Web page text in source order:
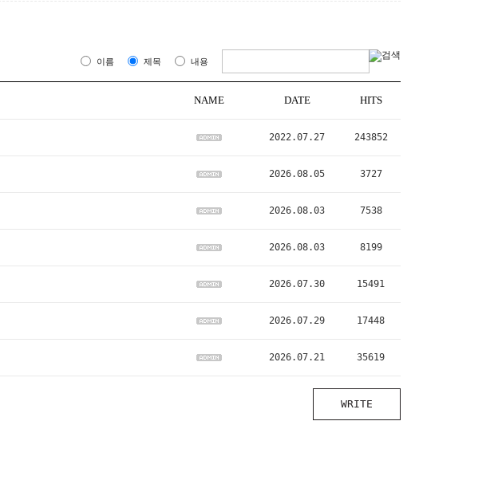
이름 제목 내용
NAME DATE HITS
2022.07.27 243852
2026.08.05 3727
2026.08.03 7538
2026.08.03 8199
2026.07.30 15491
2026.07.29 17448
2026.07.21 35619
WRITE